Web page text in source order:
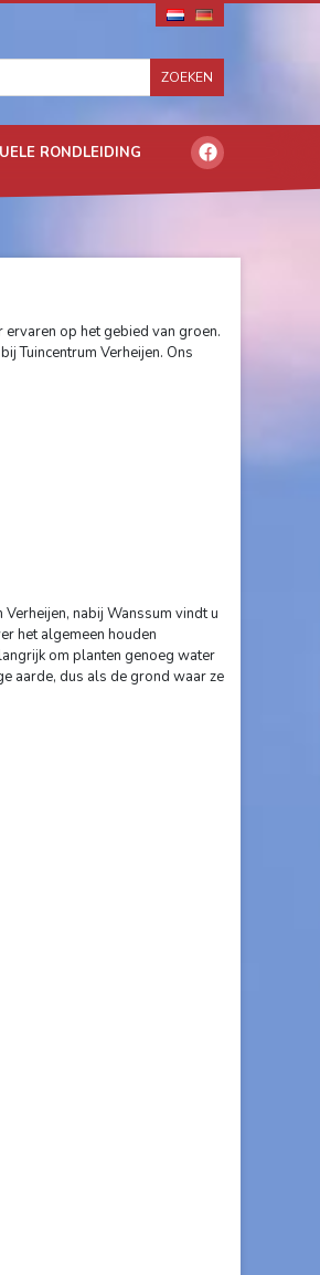
RONDLEIDING
ervaren op het gebied van groen.
Tuincentrum Verheijen. Ons
nabij Wanssum vindt u
het algemeen houden
om planten genoeg water
aarde, dus als de grond waar ze